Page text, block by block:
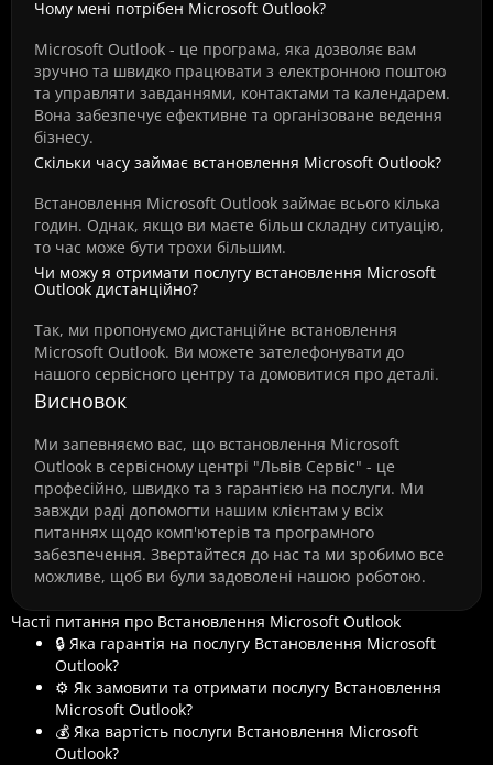
Чому мені потрібен Microsoft Outlook?
Microsoft Outlook - це програма, яка дозволяє вам
зручно та швидко працювати з електронною поштою
та управляти завданнями, контактами та календарем.
Вона забезпечує ефективне та організоване ведення
бізнесу.
Скільки часу займає встановлення Microsoft Outlook?
Встановлення Microsoft Outlook займає всього кілька
годин. Однак, якщо ви маєте більш складну ситуацію,
то час може бути трохи більшим.
Чи можу я отримати послугу встановлення Microsoft
Outlook дистанційно?
Так, ми пропонуємо дистанційне встановлення
Microsoft Outlook. Ви можете зателефонувати до
нашого сервісного центру та домовитися про деталі.
Висновок
Ми запевняємо вас, що встановлення Microsoft
Outlook в сервісному центрі "Львів Сервіс" - це
професійно, швидко та з гарантією на послуги. Ми
завжди раді допомогти нашим клієнтам у всіх
питаннях щодо комп'ютерів та програмного
забезпечення. Звертайтеся до нас та ми зробимо все
можливе, щоб ви були задоволені нашою роботою.
Часті питання про Встановлення Microsoft Outlook
🔒 Яка гарантія на послугу Встановлення Microsoft
Outlook?
⚙️ Як замовити та отримати послугу Встановлення
Microsoft Outlook?
💰 Яка вартість послуги Встановлення Microsoft
Outlook?